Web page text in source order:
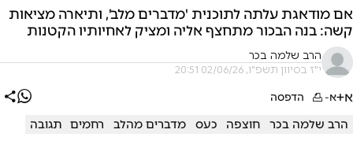
אם מודאגת עלתה לתוכנית 'מדברים מלב', ותיארה מציאות
קשה: בנה הבכור מתחצף אליה ומציק לאחיותיו הקטנות
הרב שלמה בכר
י"ז בסיוון תשפ"ו, 02/06/26 20:51
א+א- הדפסה
הרב שלמה בכר חוצפה כעס מדברים מהלב רחמים תגובה